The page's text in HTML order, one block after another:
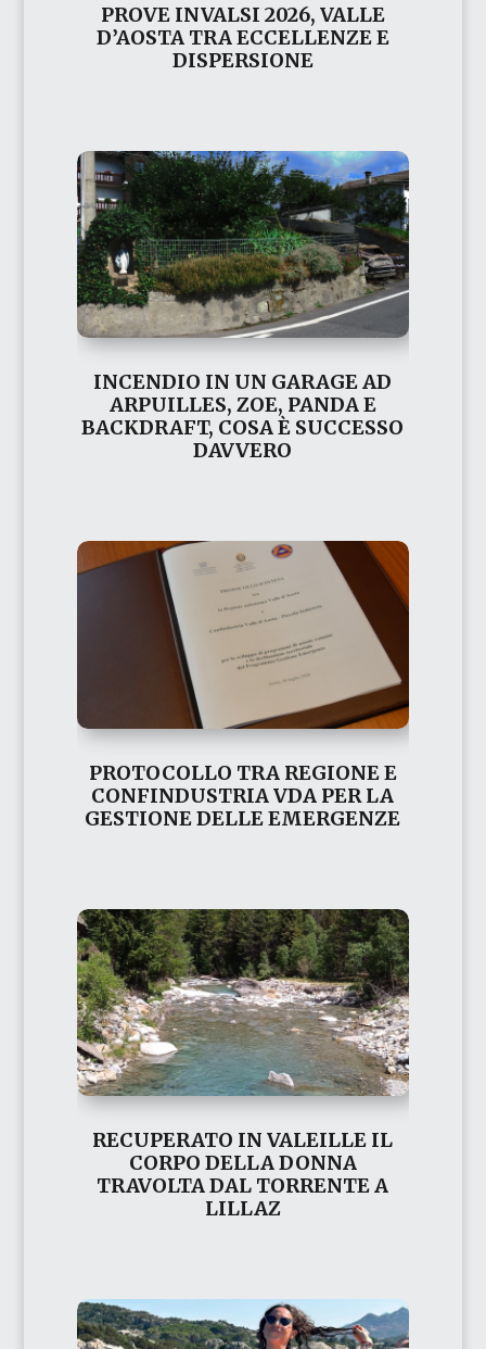
PROVE INVALSI 2026, VALLE
D’AOSTA TRA ECCELLENZE E
DISPERSIONE
INCENDIO IN UN GARAGE AD
ARPUILLES, ZOE, PANDA E
BACKDRAFT, COSA È SUCCESSO
DAVVERO
PROTOCOLLO TRA REGIONE E
CONFINDUSTRIA VDA PER LA
GESTIONE DELLE EMERGENZE
RECUPERATO IN VALEILLE IL
CORPO DELLA DONNA
TRAVOLTA DAL TORRENTE A
LILLAZ